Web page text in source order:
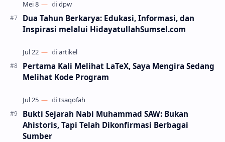
Dua Tahun Berkarya: Edukasi, Informasi, dan
Inspirasi melalui HidayatullahSumsel.com
Pertama Kali Melihat LaTeX, Saya Mengira Sedang
Melihat Kode Program
Bukti Sejarah Nabi Muhammad SAW: Bukan
Ahistoris, Tapi Telah Dikonfirmasi Berbagai
Sumber